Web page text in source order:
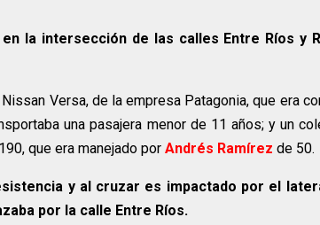
la intersección de las calles Entre Ríos y
Versa, de la empresa Patagonia, que era
una pasajera menor de 11 años; y un
que era manejado por Andrés Ramírez de 50.
y al cruzar es impactado por el
por la calle Entre Ríos.